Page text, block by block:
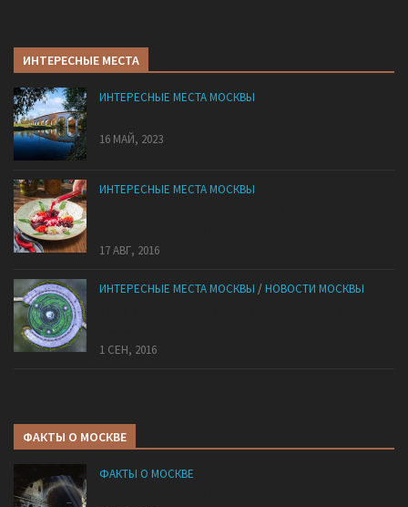
ИНТЕРЕСНЫЕ МЕСТА
ИНТЕРЕСНЫЕ МЕСТА МОСКВЫ
16 МАЙ, 2023
ИНТЕРЕСНЫЕ МЕСТА МОСКВЫ
17 АВГ, 2016
ИНТЕРЕСНЫЕ МЕСТА МОСКВЫ /НОВОСТИ МОСКВЫ
1 СЕН, 2016
ФАКТЫ О МОСКВЕ
ФАКТЫ О МОСКВЕ